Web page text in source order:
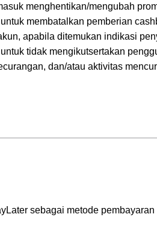
menghentikan/mengubah
membatalkan pemberian
apabila ditemukan indikasi
tidak mengikutsertakan
dan/atau aktivitas
sebagai metode pembayaran